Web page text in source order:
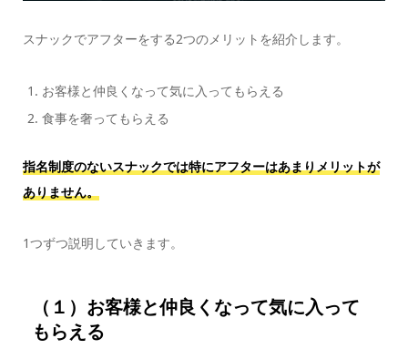
スナックでアフターをする2つのメリットを紹介します。
お客様と仲良くなって気に入ってもらえる
食事を奢ってもらえる
指名制度のないスナックでは特にアフターはあまりメリットが
ありません。
1つずつ説明していきます。
（１）お客様と仲良くなって気に入って
もらえる